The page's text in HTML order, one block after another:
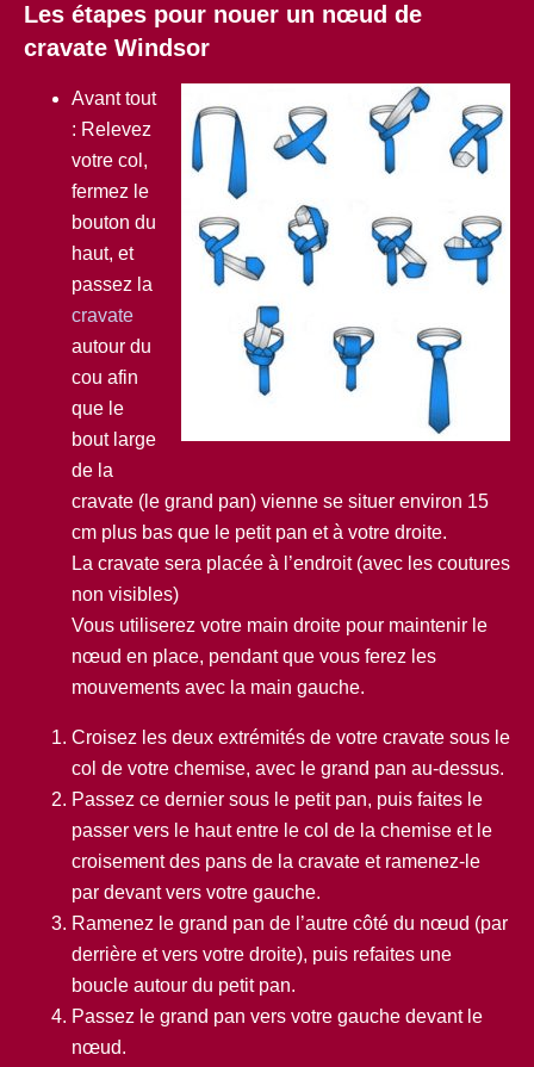
Les étapes pour nouer un nœud de
cravate Windsor
Avant tout
: Relevez
votre col,
fermez le
bouton du
haut, et
passez la
cravate
autour du
cou afin
que le
bout large
de la
cravate (le grand pan) vienne se situer environ 15
cm plus bas que le petit pan et à votre droite.
La cravate sera placée à l’endroit (avec les coutures
non visibles)
Vous utiliserez votre main droite pour maintenir le
nœud en place, pendant que vous ferez les
mouvements avec la main gauche.
Croisez les deux extrémités de votre cravate sous le
col de votre chemise, avec le grand pan au-dessus.
Passez ce dernier sous le petit pan, puis faites le
passer vers le haut entre le col de la chemise et le
croisement des pans de la cravate et ramenez-le
par devant vers votre gauche.
Ramenez le grand pan de l’autre côté du nœud (par
derrière et vers votre droite), puis refaites une
boucle autour du petit pan.
Passez le grand pan vers votre gauche devant le
nœud.